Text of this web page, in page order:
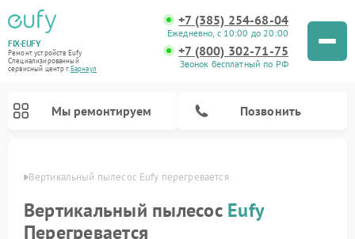
FIX-EUFY
Ремонт устройств Eufy
Специализированный
cервисный центр г.Барнаул
+7 (385) 254-68-04
Ежедневно, с 10:00 до 20:00
+7 (800) 302-71-75
Звонок бесплатный по РФ
Мы ремонтируем Позвонить
Вертикальный пылесос Eufy перегревается
Вертикальный пылесос Eufy
Перегревается